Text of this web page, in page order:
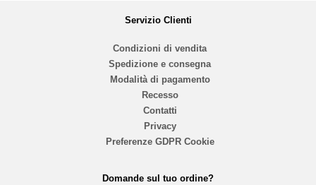
Servizio Clienti
Condizioni di vendita
Spedizione e consegna
Modalità di pagamento
Recesso
Contatti
Privacy
Preferenze GDPR Cookie
Domande sul tuo ordine?